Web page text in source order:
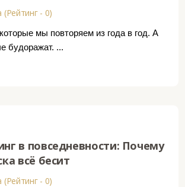
- 0)
мы повторяем из года в год. А
будоражат. ...
в повседневности: Почему
всё бесит
- 0)